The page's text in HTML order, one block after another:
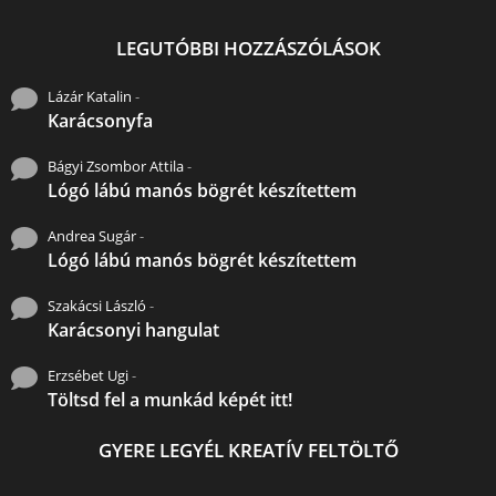
LEGUTÓBBI HOZZÁSZÓLÁSOK
Lázár Katalin -
Karácsonyfa
Bágyi Zsombor Attila-
Lógó lábú manós bögrét készítettem
Andrea Sugár-
Lógó lábú manós bögrét készítettem
Szakácsi László -
Karácsonyi hangulat
Erzsébet Ugi-
Töltsd fel a munkád képét itt!
GYERE LEGYÉL KREATÍV FELTÖLTŐ